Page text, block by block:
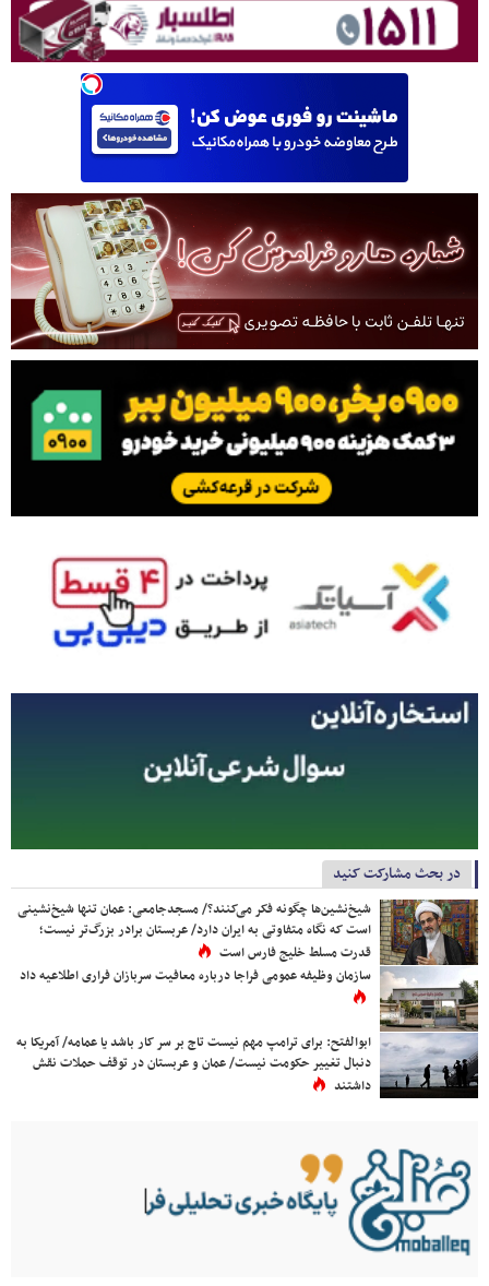
در بحث مشارکت کنید
شیخ‌نشین‌ها چگونه فکر می‌کنند؟/ مسجدجامعی: عمان تنها شیخ‌نشینی
است که نگاه متفاوتی به ایران دارد/ عربستان برادر بزرگ‌تر نیست؛
قدرت مسلط خلیج فارس است
سازمان وظیفه عمومی فراجا درباره معافیت سربازان فراری اطلاعیه داد
ابوالفتح: برای ترامپ مهم نیست تاج بر سر کار باشد یا عمامه/ آمریکا به
دنبال تغییر حکومت نیست/ عمان و عربستان در توقف حملات نقش
داشتند